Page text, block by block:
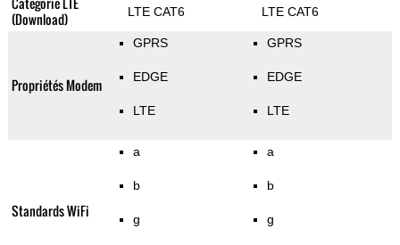
(Download)
LTE CAT6 LTE CAT6
Propriétés Modem
GPRS
EDGE
LTE
GPRS
EDGE
LTE
Standards WiFi
a
b
g
a
b
g